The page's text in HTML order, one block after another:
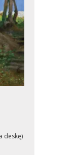
deskę)